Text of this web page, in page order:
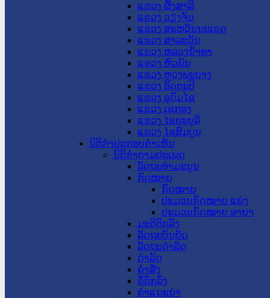
ແຂວງ ຜົ້ງສາລີ
ແຂວງ ວຽງຈັນ
ແຂວງ ສະຫວັນນະເຂດ
ແຂວງ ສາລະວັນ
ແຂວງ ຫລວງນໍ້າທາ
ແຂວງ ຫົວພັນ
ແຂວງ ຫຼວງພະບາງ
ແຂວງ ອັດຕະປື
ແຂວງ ອຸດົມໄຊ
ແຂວງ ເຊກອງ
ແຂວງ ໄຊຍະບູລີ
ແຂວງ ໄຊສົມບູນ
ນິຕິກໍາປະກອບຄໍາເຫັນ
ນິຕິກໍາຕາມປະເພດ
ລັດຖະທໍາມະນູນ
ກົດໝາຍ
ກົດໝາຍ
ປະມວນກົດໝາຍ ແພ່ງ
ປະມວນກົດໝາຍ ອາຍາ
ມະຕິຕົກລົງ
ລັດຖະບັນຍັດ
ລັດຖະດໍາລັດ
ດໍາລັດ
ຄໍາສັ່ງ
ຂໍ້ຕົກລົງ
ຄໍາແນະນໍາ